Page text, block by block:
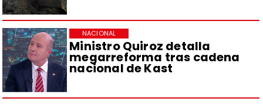
Ministro Quiroz detalla
megarreforma tras cadena
nacional de Kast
NACIONAL